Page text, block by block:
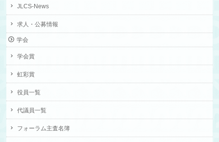
JLCS-News
求人・公募情報
学会
学会賞
虹彩賞
役員一覧
代議員一覧
フォーラム主査名簿